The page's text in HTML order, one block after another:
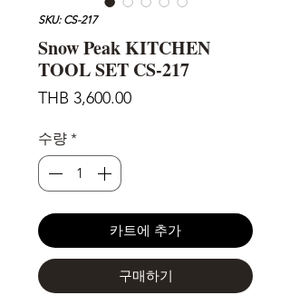
SKU: CS-217
Snow Peak KITCHEN
TOOL SET CS-217
THB 3,600.00가
수량 *
카트에 추가
구매하기